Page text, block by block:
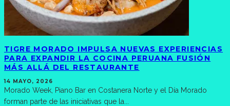
TIGRE MORADO IMPULSA NUEVAS EXPERIENCIAS
PARA EXPANDIR LA COCINA PERUANA FUSIÓN
MÁS ALLÁ DEL RESTAURANTE
14 MAYO, 2026
Morado Week, Piano Bar en Costanera Norte y el Día Morado
forman parte de las iniciativas que la